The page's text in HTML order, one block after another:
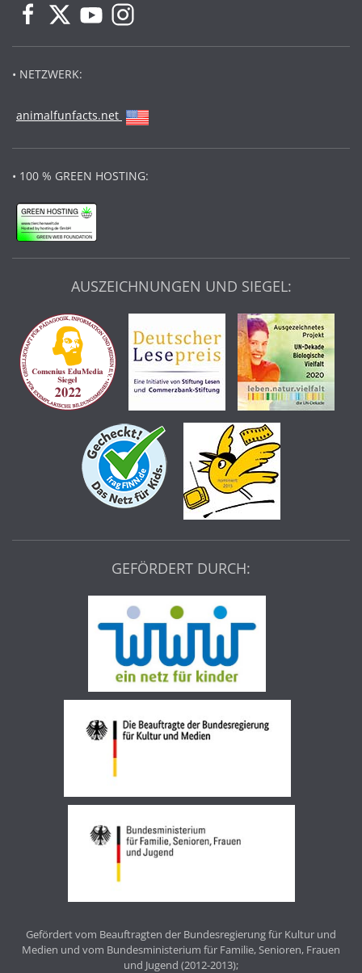
• NETZWERK:
animalfunfacts.net
• 100 % GREEN HOSTING:
AUSZEICHNUNGEN UND SIEGEL:
GEFÖRDERT DURCH:
Gefördert vom Beauftragten der Bundesregierung für Kultur und
Medien und vom Bundesministerium für Familie, Senioren, Frauen
und Jugend (2012-2013);